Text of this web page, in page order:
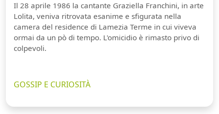
Il 28 aprile 1986 la cantante Graziella Franchini, in arte
Lolita, veniva ritrovata esanime e sfigurata nella
camera del residence di Lamezia Terme in cui viveva
ormai da un pò di tempo. L'omicidio è rimasto privo di
colpevoli.
GOSSIP E CURIOSITÀ